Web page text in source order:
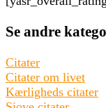
Se andre
Citater
Citater om livet
Kærligheds citater